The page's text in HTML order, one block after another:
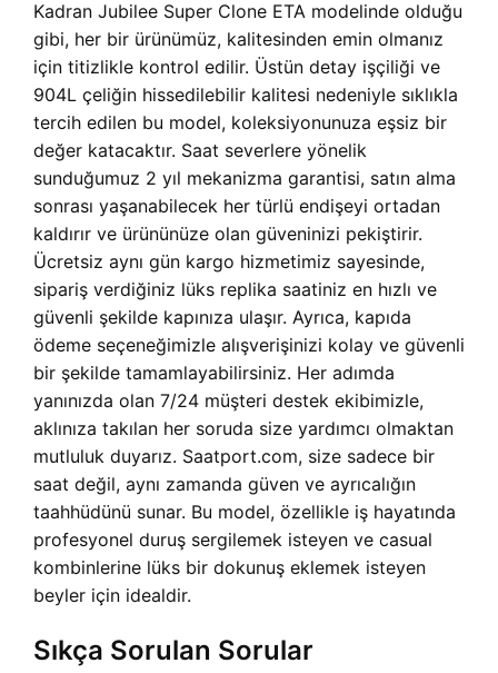
Kadran Jubilee Super Clone ETA modelinde olduğu
gibi, her bir ürünümüz, kalitesinden emin olmanız
için titizlikle kontrol edilir. Üstün detay işçiliği ve
904L çeliğin hissedilebilir kalitesi nedeniyle sıklıkla
tercih edilen bu model, koleksiyonunuza eşsiz bir
değer katacaktır. Saat severlere yönelik
sunduğumuz 2 yıl mekanizma garantisi, satın alma
sonrası yaşanabilecek her türlü endişeyi ortadan
kaldırır ve ürününüze olan güveninizi pekiştirir.
Ücretsiz aynı gün kargo hizmetimiz sayesinde,
sipariş verdiğiniz lüks replika saatiniz en hızlı ve
güvenli şekilde kapınıza ulaşır. Ayrıca, kapıda
ödeme seçeneğimizle alışverişinizi kolay ve güvenli
bir şekilde tamamlayabilirsiniz. Her adımda
yanınızda olan 7/24 müşteri destek ekibimizle,
aklınıza takılan her soruda size yardımcı olmaktan
mutluluk duyarız. Saatport.com, size sadece bir
saat değil, aynı zamanda güven ve ayrıcalığın
taahhüdünü sunar. Bu model, özellikle iş hayatında
profesyonel duruş sergilemek isteyen ve casual
kombinlerine lüks bir dokunuş eklemek isteyen
beyler için idealdir.
Sıkça Sorulan Sorular